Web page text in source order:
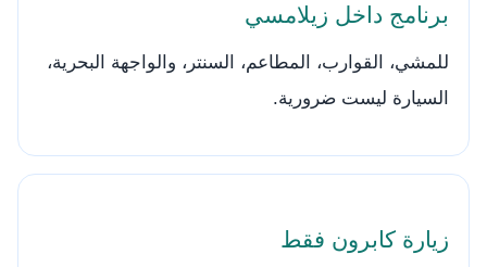
برنامج داخل زيلامسي
للمشي، القوارب، المطاعم، السنتر، والواجهة البحرية،
السيارة ليست ضرورية.
زيارة كابرون فقط